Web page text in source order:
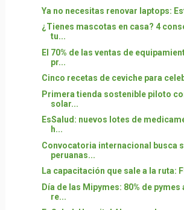
Ya no necesitas renovar laptops:
¿Tienes mascotas en casa? 4
tu...
El 70% de las ventas de
pr...
Cinco recetas de ceviche para
Primera tienda sostenible piloto
solar...
EsSalud: nuevos lotes de
h...
Convocatoria internacional busca
peruanas...
La capacitación que sale a la ruta:
Día de las Mipymes: 80% de
re...